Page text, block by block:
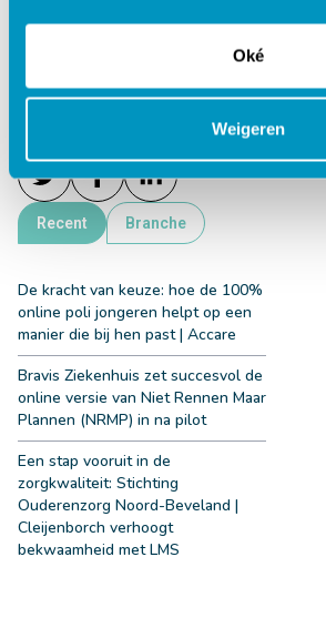
Oké
Weigeren
Terug naar klantverhalen
Recent Branche
De kracht van keuze: hoe de 100%
online poli jongeren helpt op een
manier die bij hen past | Accare
Bravis Ziekenhuis zet succesvol de
online versie van Niet Rennen Maar
Plannen (NRMP) in na pilot
Een stap vooruit in de
zorgkwaliteit: Stichting
Ouderenzorg Noord-Beveland |
Cleijenborch verhoogt
bekwaamheid met LMS